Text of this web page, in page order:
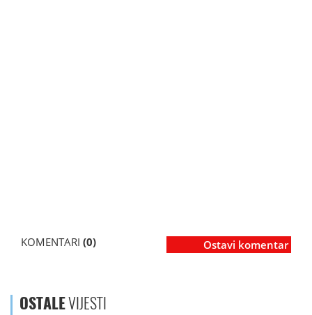
KOMENTARI (0) Ostavi komentar
OSTALEVIJESTI